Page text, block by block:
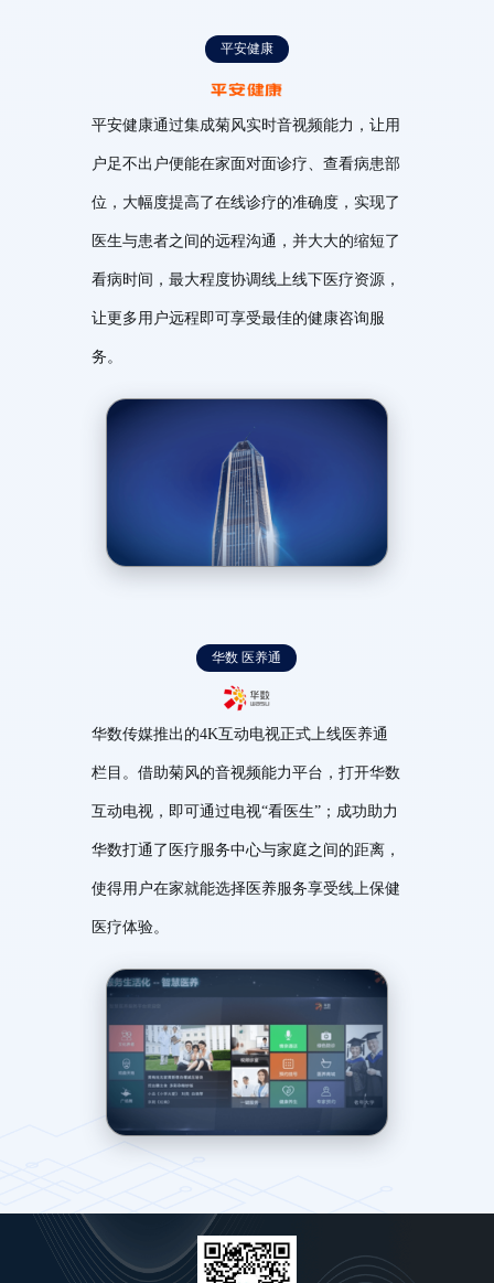
平安健康
平安健康通过集成菊风实时音视频能力，让用
户足不出户便能在家面对面诊疗、查看病患部
位，大幅度提高了在线诊疗的准确度，实现了
医生与患者之间的远程沟通，并大大的缩短了
看病时间，最大程度协调线上线下医疗资源，
让更多用户远程即可享受最佳的健康咨询服
务。
华数 医养通
华数传媒推出的4K互动电视正式上线医养通
栏目。借助菊风的音视频能力平台，打开华数
互动电视，即可通过电视“看医生”；成功助力
华数打通了医疗服务中心与家庭之间的距离，
使得用户在家就能选择医养服务享受线上保健
医疗体验。